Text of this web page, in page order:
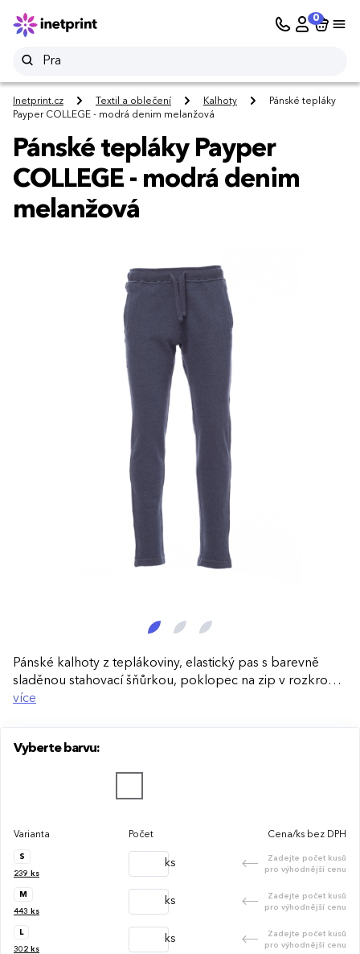
0
Inetprint.cz Textil a oblečení Kalhoty
Pánské tepláky
Payper COLLEGE - modrá denim melanžová
Pánské tepláky Payper
COLLEGE - modrá denim
melanžová
Pánské kalhoty z teplákoviny, elastický pas s barevně
sladěnou stahovací šňůrkou, poklopec na zip v rozkroku,
dvě přední kapsy a jedna zadní kapsička, zesílené švy,
více
Vyberte barvu:
Varianta Počet Cena/ks bez DPH
S
239 ks
ks
Zadejte počet kusů
pro výhodnější cenu
M
443 ks
ks
Zadejte počet kusů
pro výhodnější cenu
L
302 ks
ks
Zadejte počet kusů
pro výhodnější cenu